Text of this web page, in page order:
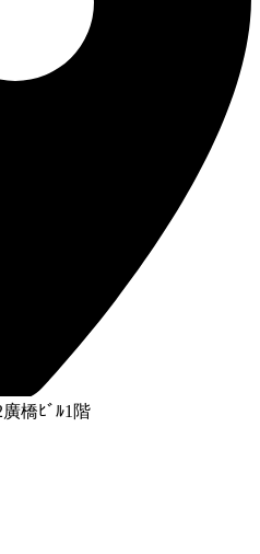
橋ﾋﾞﾙ1階